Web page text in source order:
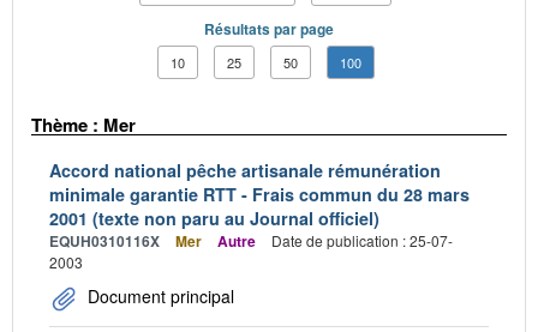
Résultats par page
10 25 50 100
Thème : Mer
Accord national pêche artisanale rémunération
minimale garantie RTT - Frais commun du 28 mars
2001 (texte non paru au Journal officiel)
EQUH0310116X Mer Autre
Date de publication : 25-07-
2003
Document principal